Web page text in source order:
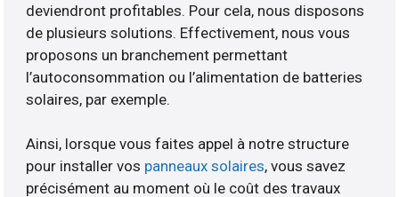
deviendront profitables. Pour cela, nous disposons
de plusieurs solutions. Effectivement, nous vous
proposons un branchement permettant
l’autoconsommation ou l’alimentation de batteries
solaires, par exemple.
Ainsi, lorsque vous faites appel à notre structure
pour installer vos panneaux solaires, vous savez
précisément au moment où le coût des travaux